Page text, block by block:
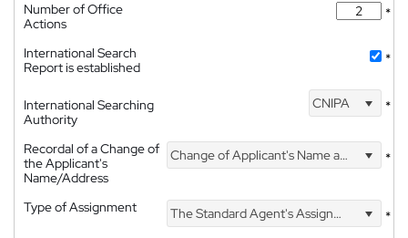
Number of Office
Actions
*
International Search
Report is established
*
International Searching
Authority
CNIPA *
Recordal of a Change of
the Applicant's
Name/Address
Change of Applicant's Name and Address *
Type of Assignment The Standard Agent's Assignment
*